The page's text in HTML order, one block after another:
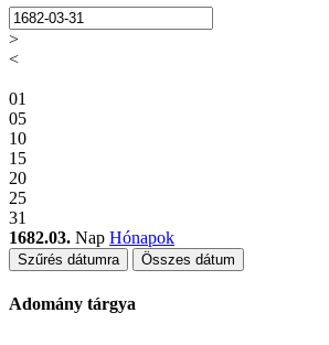
>
<
01
05
10
15
20
25
31
1682.03. Nap Hónapok
Szűrés dátumra Összes dátum
Adomány tárgya